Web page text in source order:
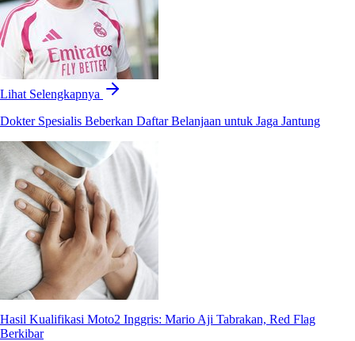
Lihat Selengkapnya
Dokter Spesialis Beberkan Daftar Belanjaan untuk Jaga Jantung
Hasil Kualifikasi Moto2 Inggris: Mario Aji Tabrakan, Red Flag
Berkibar